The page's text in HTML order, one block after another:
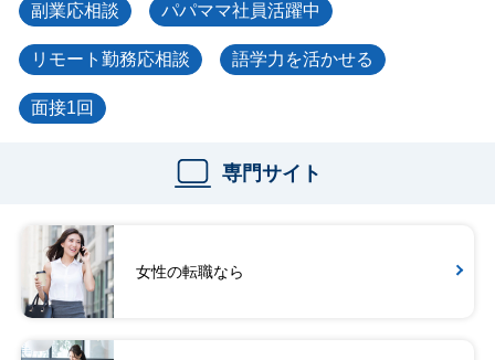
副業応相談 パパママ社員活躍中
リモート勤務応相談 語学力を活かせる
面接1回
専門サイト
女性の転職なら